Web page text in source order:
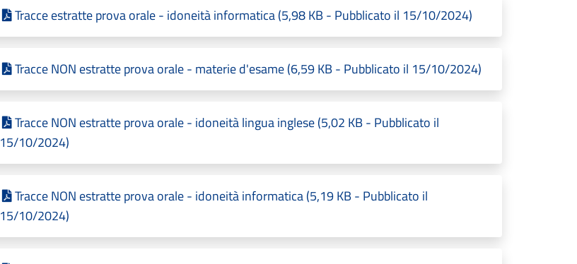
Tracce estratte prova orale - idoneità informatica (5,98 KB - Pubblicato il 15/10/2024)
Tracce NON estratte prova orale - materie d'esame (6,59 KB - Pubblicato il 15/10/2024)
Tracce NON estratte prova orale - idoneità lingua inglese (5,02 KB - Pubblicato il
15/10/2024)
Tracce NON estratte prova orale - idoneità informatica (5,19 KB - Pubblicato il
15/10/2024)